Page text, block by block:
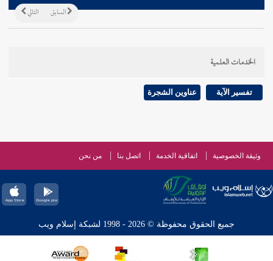
التالي السابق
الخدمات العلمية
تفسير الآية عناوين الشجرة
وثيقة الخصوصية اتفاقية الخدمة اتصل بنا من نحن
جميع الحقوق محفوظة © 2026 - 1998 لشبكة إسلام ويب